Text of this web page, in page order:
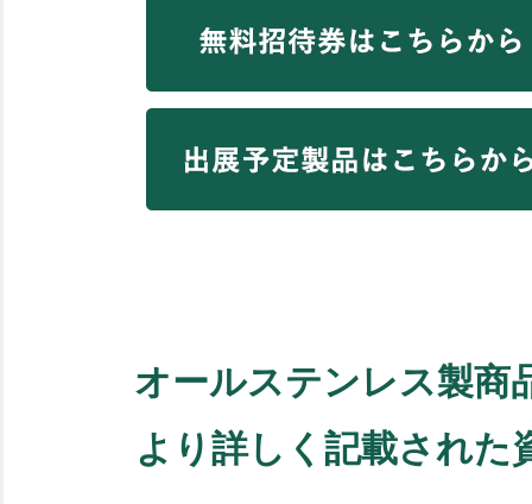
オールステンレス製商
より詳しく記載された